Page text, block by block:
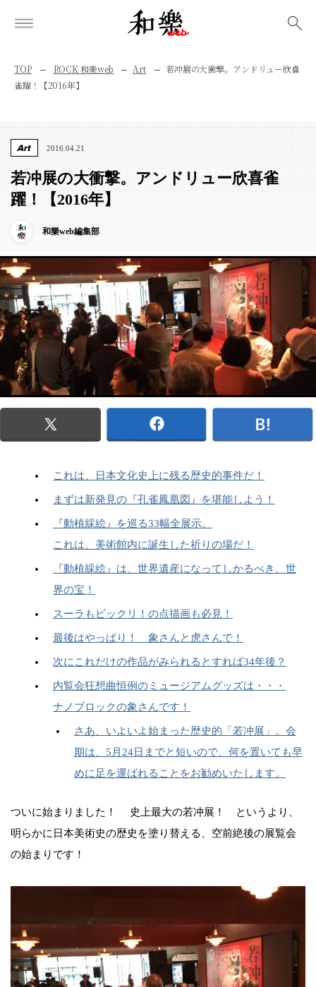
TOP ROCK 和樂web Art
若冲展の大衝撃。アンドリュー欣喜
雀躍！【2016年】
Art 2016.04.21
若冲展の大衝撃。アンドリュー欣喜雀
躍！【2016年】
和樂web編集部
これは、日本文化史上に残る歴史的事件だ！
まずは新発見の『孔雀鳳凰図』を堪能しよう！
『動植綵絵』を巡る33幅全展示。
これは、美術館内に誕生した祈りの場だ！
『動植綵絵』は、世界遺産になってしかるべき、世
界の宝！
スーラもビックリ！の点描画も必見！
最後はやっぱり！ 象さんと虎さんで！
次にこれだけの作品がみられるとすれば34年後？
内覧会狂想曲恒例のミュージアムグッズは・・・
ナノブロックの象さんです！
さあ、いよいよ始まった歴史的「若冲展」。会
期は、5月24日までと短いので、何を置いても早
めに足を運ばれることをお勧めいたします。
ついに始まりました！ 史上最大の若冲展！ というより、
明らかに日本美術史の歴史を塗り替える、空前絶後の展覧会
の始まりです！